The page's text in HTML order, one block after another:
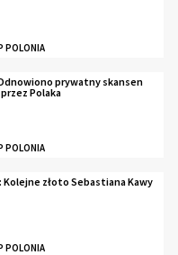
POLONIA
prywatny skansen
Polaka
POLONIA
Kolejne złoto Sebastiana Kawy
POLONIA